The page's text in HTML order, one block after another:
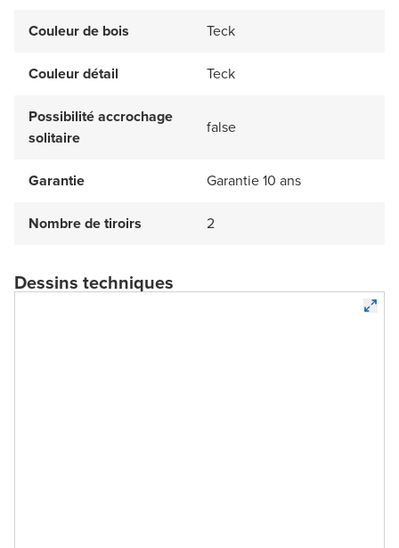
Couleur de bois Teck
Couleur détail Teck
Possibilité accrochage
solitaire
false
Garantie Garantie 10 ans
Nombre de tiroirs 2
Dessins techniques